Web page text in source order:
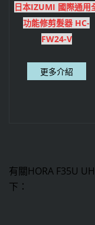
日本IZUMI 國際通用
功能修剪髮器 HC-
FW24-V
有關HORA F35U
下：